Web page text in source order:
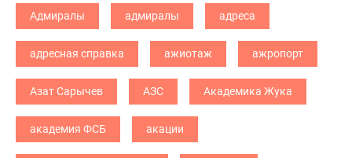
Адмиралы адмиралы адреса
адресная справка ажиотаж ажропорт
Азат Сарычев АЗС Академика Жука
академия ФСБ акации